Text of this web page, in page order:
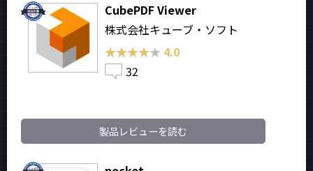
CubePDF Viewer
株式会社キューブ・ソフト
★★★★★
★★★★★ 4.0
32
製品レビューを読む